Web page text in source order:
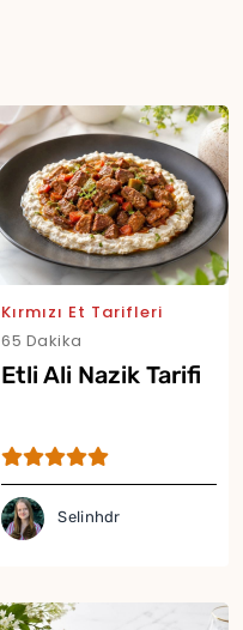
Kırmızı Et Tarifleri
65 Dakika
Etli Ali Nazik Tarifi
Selinhdr